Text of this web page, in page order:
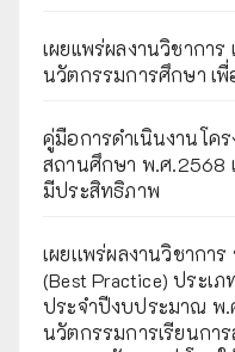
เผยแพร่ผลงานวิชากา
นวัตกรรมการศึกษา เ
คู่มือการดำเนินงานโค
สถานศึกษา พ.ศ.2568
มีประสิทธิภาพ
เผยเเพร่ผลงานวิชากา
(Best Practice) ประเ
ประจำปีงบประมาณ พ
นวัตกรรมการเรียนกา